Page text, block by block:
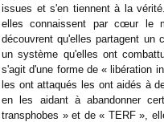
issues et s'en tiennent à la
elles connaissent par cœur le
découvrent qu'elles partagent un
un système qu'elles ont
s'agit d'une forme de « libération
les ont attaqués les ont aidés à
en les aidant à abandonner
transphobes » et de « TERF »,